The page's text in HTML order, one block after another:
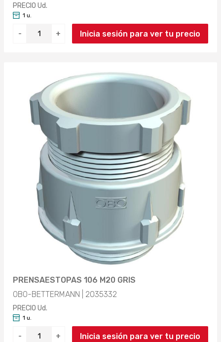
PRECIO Ud.
- +
1 u.
Inicia sesión para ver tu precio
PRENSAESTOPAS 106 M20 GRIS
OBO-BETTERMANN | 2035332
PRECIO Ud.
- +
1 u.
Inicia sesión para ver tu precio